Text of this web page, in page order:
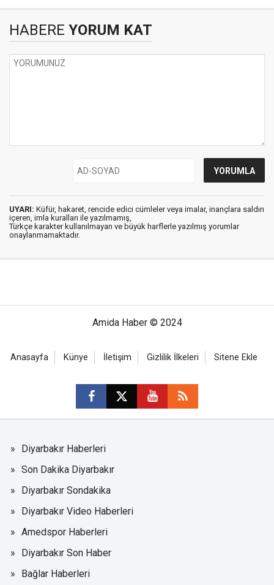
HABERE YORUM KAT
UYARI: Küfür, hakaret, rencide edici cümleler veya imalar, inançlara saldırı
içeren, imla kuralları ile yazılmamış,
Türkçe karakter kullanılmayan ve büyük harflerle yazılmış yorumlar
onaylanmamaktadır.
Amida Haber © 2024
Anasayfa Künye İletişim Gizlilik İlkeleri Sitene Ekle
Diyarbakır Haberleri
Son Dakika Diyarbakır
Diyarbakır Sondakika
Diyarbakır Video Haberleri
Amedspor Haberleri
Diyarbakır Son Haber
Bağlar Haberleri